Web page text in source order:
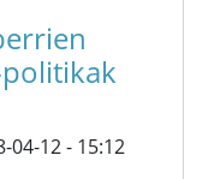
04-12 - 15:12